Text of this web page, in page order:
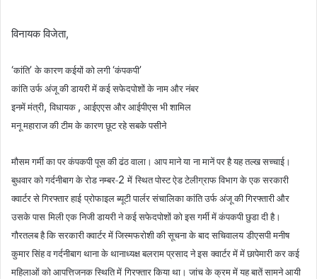
विनायक विजेता,
‘कांति’के कारण कईयों को लगी‘कंपकपी’
कांति उर्फ अंजू की डायरी में कई सफेदपोशों के नाम और नंबर
इनमें मंत्री,विधायक , आईएएस और आईपीएस भी शामिल
मनू महाराज की टीम के कारण छूट रहे सबके पसीने
मौसम गर्मी का पर कंपकपी पूस की ढंठ वाला। आप माने या ना मानें पर है यह तल्ख सच्चाई।
बुधवार को गर्दनीबाग के रोड नम्बर-2में स्थित पोस्ट ऐड टेलीग्राफ विभाग के एक सरकारी
क्वार्टर से गिरफ्तार हाई प्रोफाइल ब्यूटी पार्लर संचालिका कांति उर्फ अंजू की गिरफ्तारी और
उसके पास मिली एक निजी डायरी ने कई सफेदपोशों को इस गर्मी में कंपकपी छुडा दी है।
गौरतलब है कि सरकारी क्वार्टर में जिस्मफरोशी की सूचना के बाद सचिवालय डीएसपी मनीष
कुमार सिंह व गर्दनीबाग थाना के थानाध्यक्ष बलराम प्रसाद ने इस क्वार्टर में में छापेमारी कर कई
महिलाओं को आपत्तिजनक स्थिति में गिरफ्तार किया था। जांच के क्रम में यह बातें सामने आयी